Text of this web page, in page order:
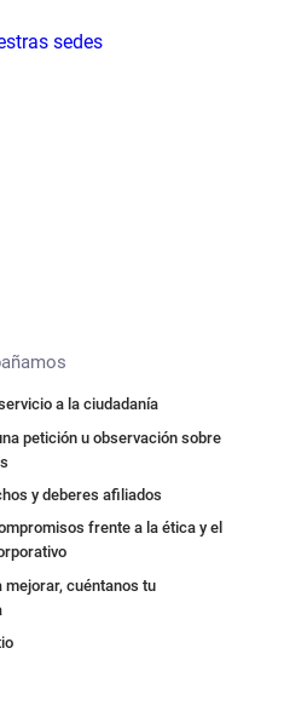
sedes
a la ciudadanía
petición u observación sobre
y deberes afiliados
frente a la ética y el
mejorar, cuéntanos tu